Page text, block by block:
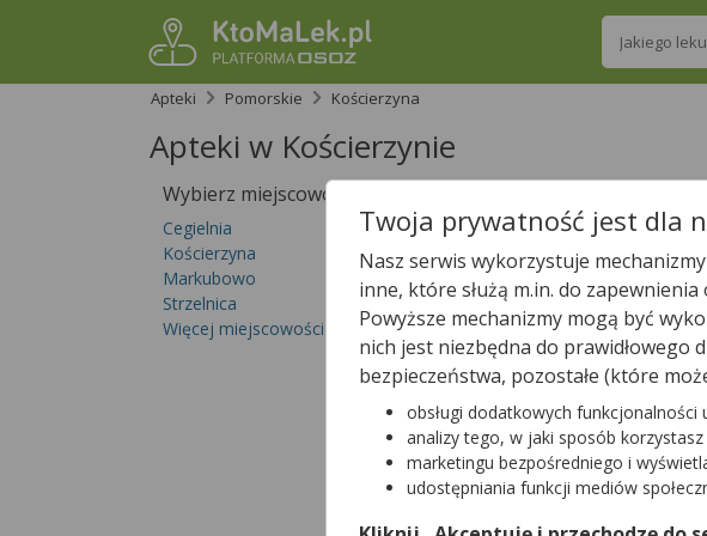
Wpisz nazwę
Apteki
Pomorskie Kościerzyna
Apteki w Kościerzynie
Wybierz miejscowość
Cegielnia
Kościerzyna
Markubowo
Strzelnica
Więcej miejscowości...
Sprawdź, które apteki w
Wpisz nazwę leku
W Kościerzynie
Tylko otwarte
Twoja prywatność jest dla
Nasz serwis wykorzystuje
inne, które służą m.in. do
Powyższe mechanizmy mogą być
nich jest niezbędna do prawidłowego
bezpieczeństwa, pozostałe (które
obsługi dodatkowych funkcjonalności
analizy tego, w jaki sposób
marketingu bezpośredniego i
udostępniania funkcji mediów